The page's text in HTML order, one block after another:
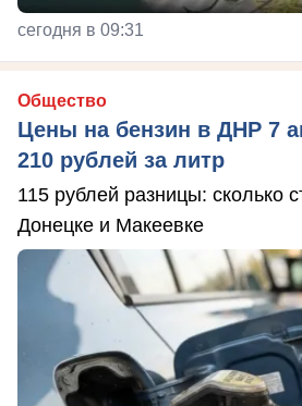
сегодня в 09:31
Общество
Цены на бензин в ДНР 7
210 рублей за литр
115 рублей разницы: сколько
Донецке и Макеевке